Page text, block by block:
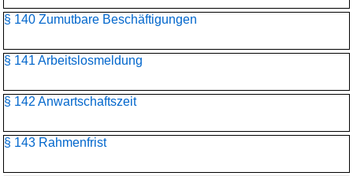
§ 140 Zumutbare Beschäftigungen
§ 141 Arbeitslosmeldung
§ 142 Anwartschaftszeit
§ 143 Rahmenfrist